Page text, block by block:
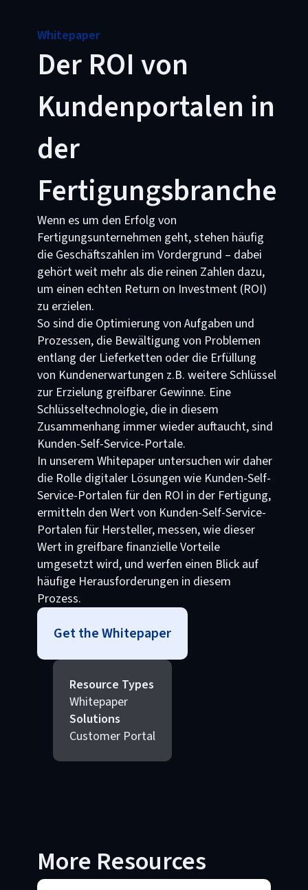
Whitepaper
Der ROI von
Kundenportalen in
der
Fertigungsbranche
Wenn es um den Erfolg von
Fertigungsunternehmen geht, stehen häufig
die Geschäftszahlen im Vordergrund – dabei
gehört weit mehr als die reinen Zahlen dazu,
um einen echten Return on Investment (ROI)
zu erzielen.
So sind die Optimierung von Aufgaben und
Prozessen, die Bewältigung von Problemen
entlang der Lieferketten oder die Erfüllung
von Kundenerwartungen z.B. weitere Schlüssel
zur Erzielung greifbarer Gewinne. Eine
Schlüsseltechnologie, die in diesem
Zusammenhang immer wieder auftaucht, sind
Kunden-Self-Service-Portale.
In unserem Whitepaper untersuchen wir daher
die Rolle digitaler Lösungen wie Kunden-Self-
Service-Portalen für den ROI in der Fertigung,
ermitteln den Wert von Kunden-Self-Service-
Portalen für Hersteller, messen, wie dieser
Wert in greifbare finanzielle Vorteile
umgesetzt wird, und werfen einen Blick auf
häufige Herausforderungen in diesem
Prozess.
Get the Whitepaper
Resource Types
Whitepaper
Solutions
Customer Portal
More Resources